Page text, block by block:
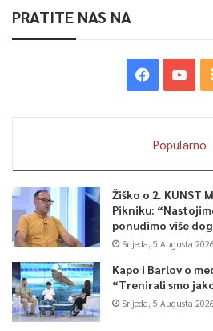
PRATITE NAS NA
Popularno
Žiško o 2. KUNST
Pikniku:
ponudimo više
Srijeda, 5 Augusta
Kapo i Barlov o
“Trenirali smo
Srijeda, 5 Augusta